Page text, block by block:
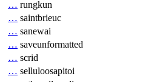
… rungkun
… saintbrieuc
… sanewai
… saveunformatted
… scrid
… selluloosapitoi